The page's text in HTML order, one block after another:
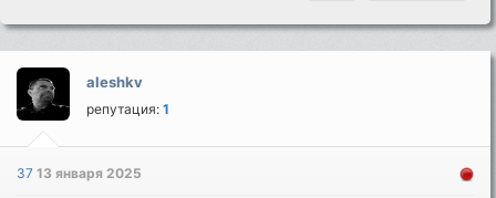
aleshkv
репутация:1
3713 января 2025